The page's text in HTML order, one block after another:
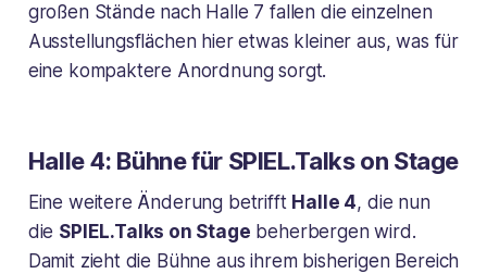
großen Stände nach Halle 7 fallen die einzelnen
Ausstellungsflächen hier etwas kleiner aus, was für
eine kompaktere Anordnung sorgt.
Halle 4: Bühne für SPIEL.Talks on Stage
Eine weitere Änderung betrifft Halle 4, die nun
die SPIEL.Talks on Stage beherbergen wird.
Damit zieht die Bühne aus ihrem bisherigen Bereich